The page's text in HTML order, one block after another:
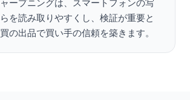
ープニングは、スマートフォンの写
を読み取りやすくし、検証が重要と
の出品で買い手の信頼を築きます。